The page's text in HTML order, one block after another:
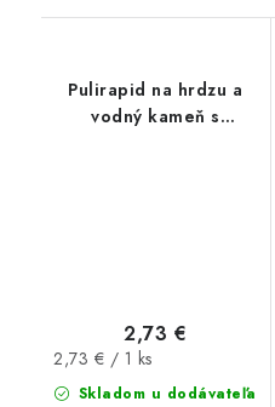
Pulirapid na hrdzu a
vodný kameň s
Skladom u dodávateľa
2,73 €
Jednotková
cena:
2,73 € / 1 ks